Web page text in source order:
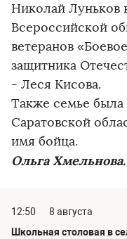
Николай Луньков
Всероссийской
ветеранов
защитника
- Леся Кисова.
Также семье была
Саратовской
имя бойца.
Ольга Хмельнова.
12:50
8 августа
Школьная столовая в